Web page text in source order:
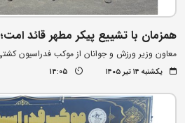
همزمان با تشییع پیکر مطهر قائد امت؛
معاون وزیر ورزش و جوانان از موکب فدراسیون
یکشنبه ۱۴ تیر ۱۴۰۵ 14:05